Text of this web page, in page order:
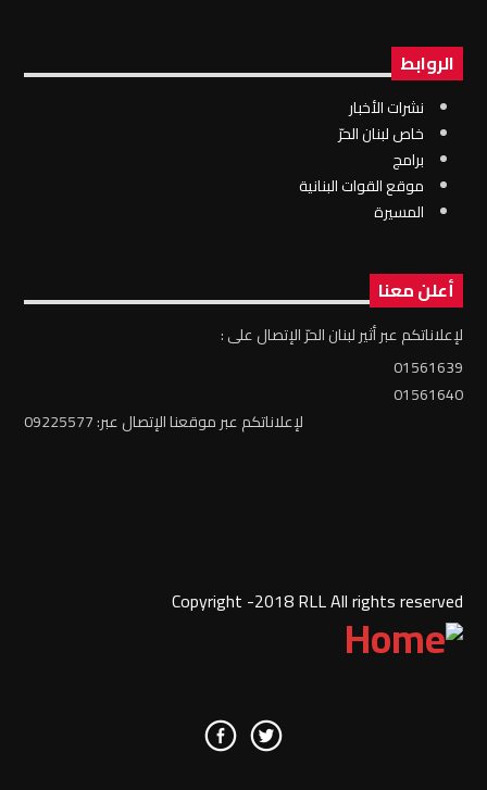
الروابط
نشرات الأخبار
خاص لبنان الحرّ
برامج
موقع القوات البنانية
المسيرة
أعلن معنا
لإعلاناتكم عبر أثير لبنان الحرّ الإتصال على :
01561639
01561640
لإعلاناتكم عبر موقعنا الإتصال عبر: 09225577
Copyright -2018 RLL All rights reserved